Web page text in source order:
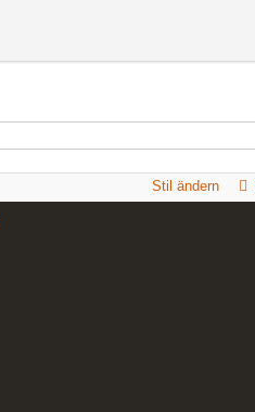
Stil ändern